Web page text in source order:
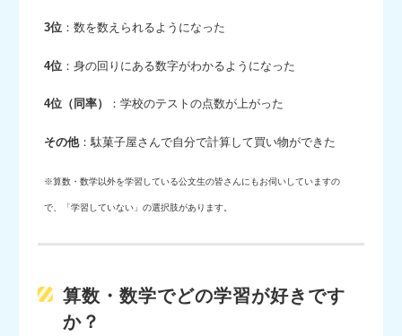
3位 ：数を数えられるようになった
4位 ：身の回りにある数字がわかるようになった
4位（同率） ：学校のテストの点数が上がった
その他：駄菓子屋さんで自分で計算して買い物ができた
※算数・数学以外を学習している公文生の皆さんにもお伺いしていますの
で、「学習していない」の選択肢があります。
算数・数学でどの学習が好きです
か？